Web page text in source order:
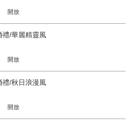
開放
禮/華麗精靈風
開放
禮/秋日浪漫風
開放